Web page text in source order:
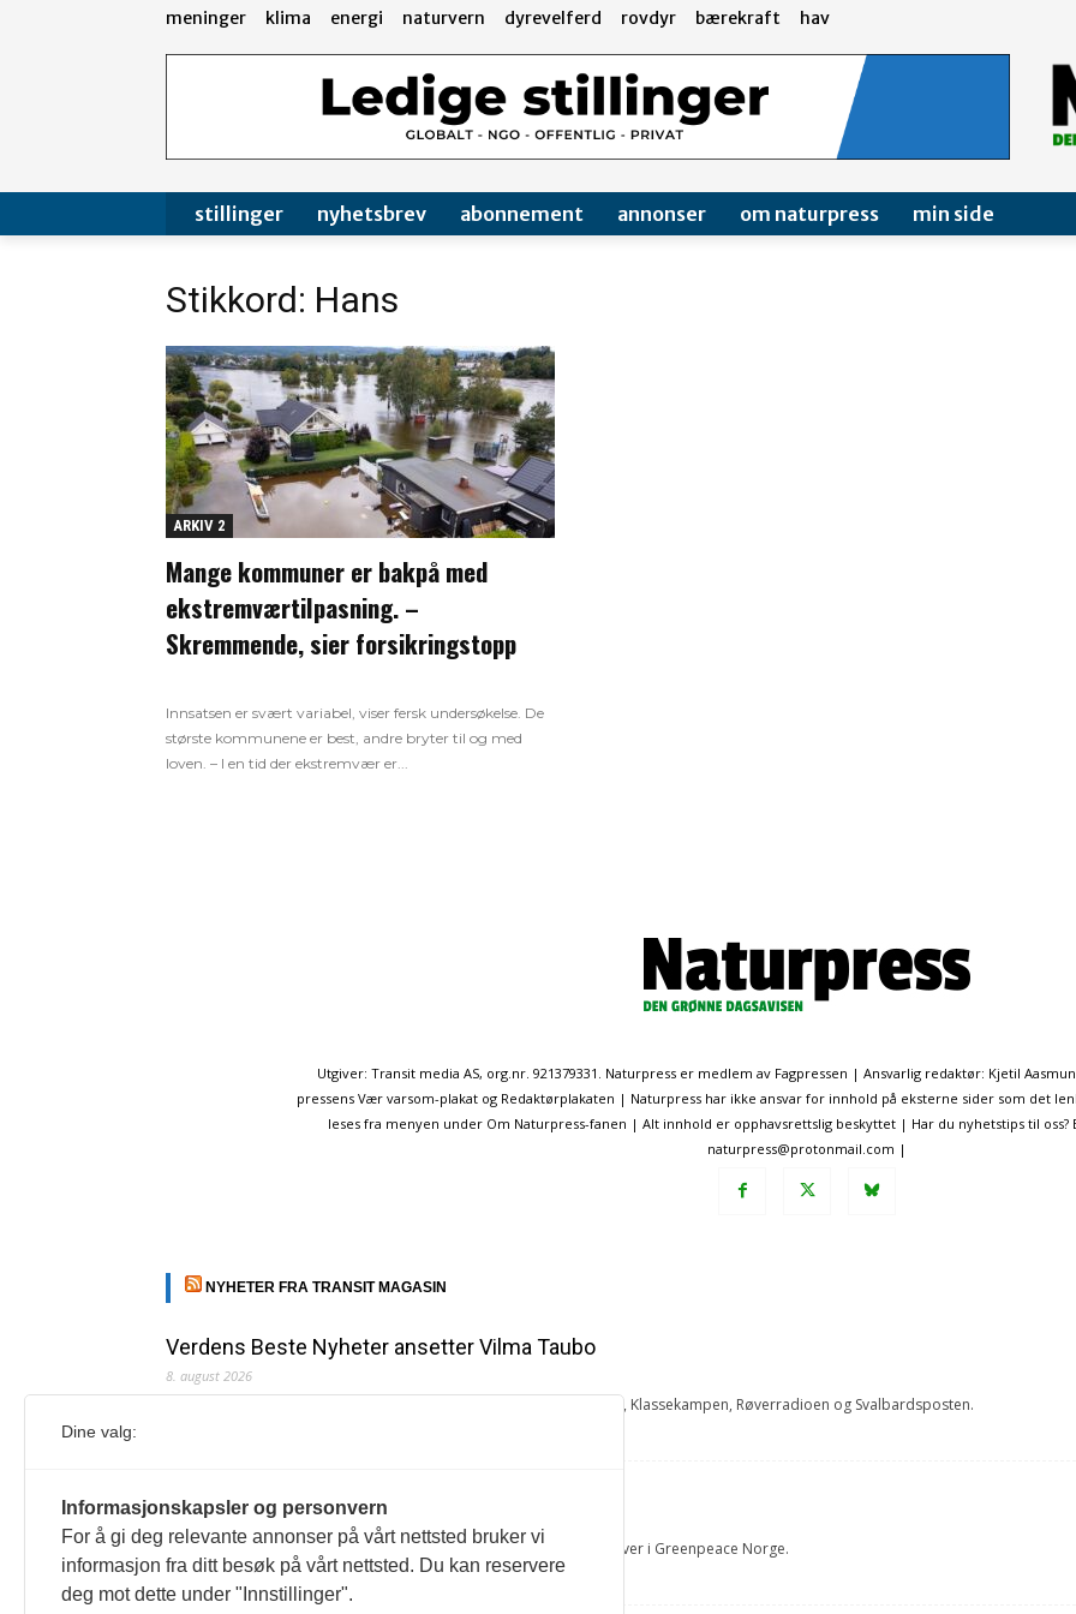
meninger klima energi naturvern dyrevelferd rovdyr bærekraft hav
stillinger nyhetsbrev abonnement annonser om naturpress min side
Stikkord: Hans
ARKIV 2
Mange kommuner er bakpå med
ekstremværtilpasning. –
Skremmende, sier forsikringstopp
Innsatsen er svært variabel, viser fersk undersøkelse. De
største kommunene er best, andre bryter til og med
loven. – I en tid der ekstremvær er...
Utgiver: Transit media AS, org.nr. 921379331. Naturpress er medlem av Fagpressen | Ansvarlig redaktør: Kjetil
pressens Vær varsom-plakat og Redaktørplakaten | Naturpress har ikke ansvar for innhold på eksterne sider som det
leses fra menyen under Om Naturpress-fanen | Alt innhold er opphavsrettslig beskyttet | Har du nyhetstips til oss?
naturpress@protonmail.com |
NYHETER FRA TRANSIT MAGASIN
Verdens Beste Nyheter ansetter Vilma Taubo
8. august 2026
Vilma Taubo er utdannet journalist og har jobbet for NRK, Nationen, Klassekampen, Røverradioen og Svalbardsposten.
8. august 2026
Hun har tidligere jobbet som kommunikasjonsrådgiver og fagrådgiver i Greenpeace Norge.
Redaksjonen
Dine valg:
Informasjonskapsler og personvern
For å gi deg relevante annonser på vårt nettsted bruker vi
informasjon fra ditt besøk på vårt nettsted. Du kan reservere
deg mot dette under "Innstillinger".